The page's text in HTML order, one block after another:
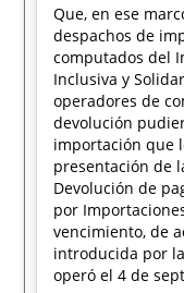
Que, en ese
despachos de
computados del
Inclusiva y
operadores de
devolución
importación que
presentación de
Devolución de
por
vencimiento, de
introducida por
operó el 4 de